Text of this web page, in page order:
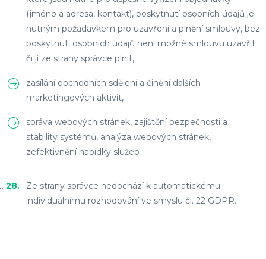
(jméno a adresa, kontakt), poskytnutí osobních údajů je
nutným požadavkem pro uzavření a plnění smlouvy, bez
poskytnutí osobních údajů není možné smlouvu uzavřít
či jí ze strany správce plnit,
zasílání obchodních sdělení a činění dalších
marketingových aktivit,
správa webových stránek, zajištění bezpečnosti a
stability systémů, analýza webových stránek,
zefektivnění nabídky služeb
Ze strany správce nedochází k automatickému
individuálnímu rozhodování ve smyslu čl. 22 GDPR.